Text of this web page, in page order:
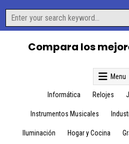
content
Search
for:
Compara los
Menu
Informática Relojes
Instrumentos Musicales
Iluminación Hogar y Cocina